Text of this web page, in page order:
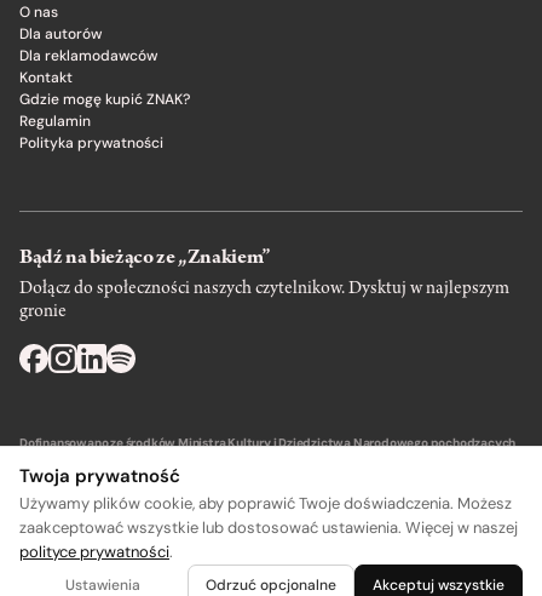
O nas
Dla autorów
Dla reklamodawców
Kontakt
Gdzie mogę kupić ZNAK?
Regulamin
Polityka prywatności
Bądź na bieżąco ze „Znakiem”
Dołącz do społeczności naszych czytelnikow. Dysktuj w najlepszym
gronie
Dofinansowano ze środków Ministra Kultury i Dziedzictwa Narodowego pochodzących
Wydawca: SIW Znak w Krakowie
Twoja prywatność
Używamy plików cookie, aby poprawić Twoje doświadczenia. Możesz
zaakceptować wszystkie lub dostosować ustawienia. Więcej w naszej
polityce prywatności.
Ustawienia Odrzuć opcjonalne Akceptuj wszystkie